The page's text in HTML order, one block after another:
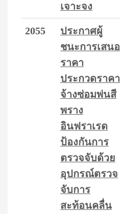
เจาะจง
2055
ประกาศผู้
ชนะการเสนอ
ราคา
ประกวดราคา
จ้างซ่อมพ่นสี
พราง
อินฟราเรด
ป้องกันการ
ตรวจจับด้วย
อุปกรณ์ตรวจ
จับการ
สะท้อนคลื่น